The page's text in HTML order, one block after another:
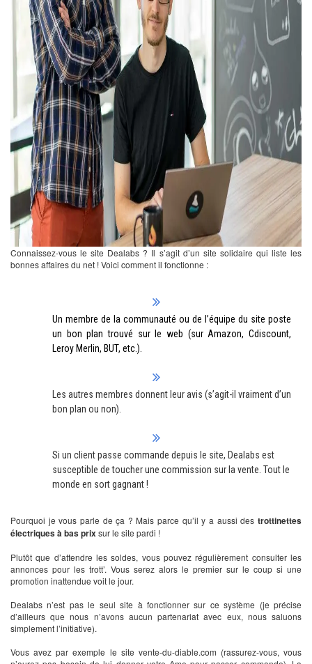
Connaissez-vous le site Dealabs ? Il s’agit d’un site solidaire qui liste les
bonnes affaires du net ! Voici comment il fonctionne :
Un membre de la communauté ou de l’équipe du site poste
un bon plan trouvé sur le web (sur Amazon, Cdiscount,
Leroy Merlin, BUT, etc.).
Les autres membres donnent leur avis (s’agit-il vraiment d’un
bon plan ou non).
Si un client passe commande depuis le site, Dealabs est
susceptible de toucher une commission sur la vente. Tout le
monde en sort gagnant !
Pourquoi je vous parle de ça ? Mais parce qu’il y a aussi des trottinettes
électriques à bas prixsur le site pardi !
Plutôt que d’attendre les soldes, vous pouvez régulièrement consulter les
annonces pour les trott’. Vous serez alors le premier sur le coup si une
promotion inattendue voit le jour.
Dealabs n’est pas le seul site à fonctionner sur ce système (je précise
d’ailleurs que nous n’avons aucun partenariat avec eux, nous saluons
simplement l’initiative).
Vous avez par exemple le site vente-du-diable.com (rassurez-vous, vous